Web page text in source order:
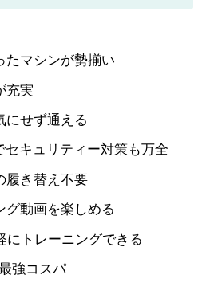
たマシンが勢揃い
充実
にせず通える
キュリティー対策も万全
履き替え不要
グ動画を楽しめる
にトレーニングできる
強コスパ